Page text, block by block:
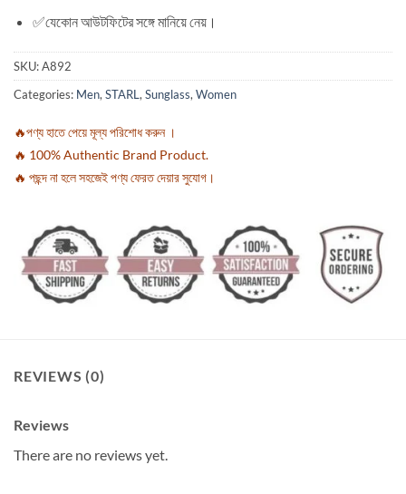
✅যেকোন আউটফিটের সঙ্গে মানিয়ে নেয়।
SKU:A892
Categories: Men, STARL , Sunglass, Women
🔥পণ্য হাতে পেয়ে মূল্য পরিশোধ করুন ।
🔥 100% Authentic Brand Product.
🔥 পছন্দ না হলে সহজেই পণ্য ফেরত দেয়ার সুযোগ।
REVIEWS (0)
Reviews
There are no reviews yet.